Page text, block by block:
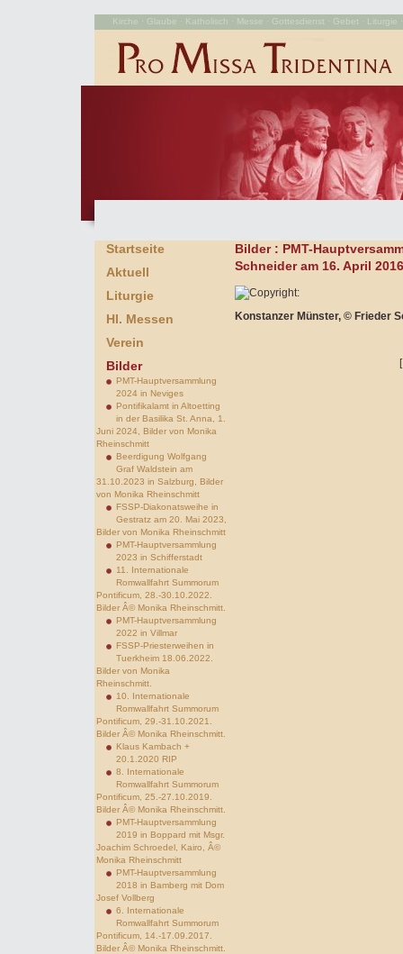
Kirche · Glaube · Katholisch · Messe · Gottesdienst · Gebet ·
Startseite
Aktuell
Liturgie
Hl. Messen
Verein
Bilder
PMT-Hauptversammlung
2024 in Neviges
Pontifikalamt in Altoetting
in der Basilika St. Anna, 1.
Juni 2024, Bilder von Monika
Rheinschmitt
Beerdigung Wolfgang
Graf Waldstein am
31.10.2023 in Salzburg, Bilder
von Monika Rheinschmitt
FSSP-Diakonatsweihe in
Gestratz am 20. Mai 2023,
Bilder von Monika Rheinschmitt
PMT-Hauptversammlung
2023 in Schifferstadt
11. Internationale
Romwallfahrt Summorum
Pontificum, 28.-30.10.2022.
Bilder Â© Monika Rheinschmitt.
PMT-Hauptversammlung
2022 in Villmar
FSSP-Priesterweihen in
Tuerkheim 18.06.2022.
Bilder von Monika
Rheinschmitt.
10. Internationale
Romwallfahrt Summorum
Pontificum, 29.-31.10.2021.
Bilder Â© Monika Rheinschmitt.
Klaus Kambach +
20.1.2020 RIP
8. Internationale
Romwallfahrt Summorum
Pontificum, 25.-27.10.2019.
Bilder Â© Monika Rheinschmitt.
PMT-Hauptversammlung
2019 in Boppard mit Msgr.
Joachim Schroedel, Kairo, Â©
Monika Rheinschmitt
PMT-Hauptversammlung
2018 in Bamberg mit Dom
Josef Vollberg
6. Internationale
Romwallfahrt Summorum
Pontificum, 14.-17.09.2017.
Bilder Â© Monika Rheinschmitt.
Bilder : PMT-
Schneider am 16. April 2016
Konstanzer Münster, © Frieder